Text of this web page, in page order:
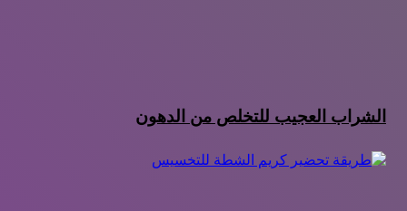
الشراب العجيب للتخلص من الدهون